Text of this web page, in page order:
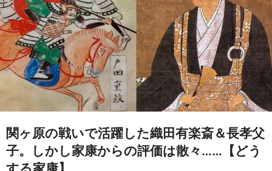
関ヶ原の戦いで活躍した織田有楽斎＆長孝父
子。しかし家康からの評価は散々……【どう